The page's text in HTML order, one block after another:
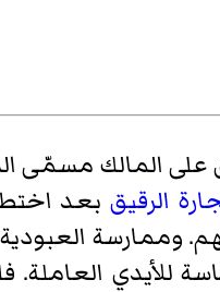
على المالك
الرقيق بعد
العبودية
للأيدي العاملة.